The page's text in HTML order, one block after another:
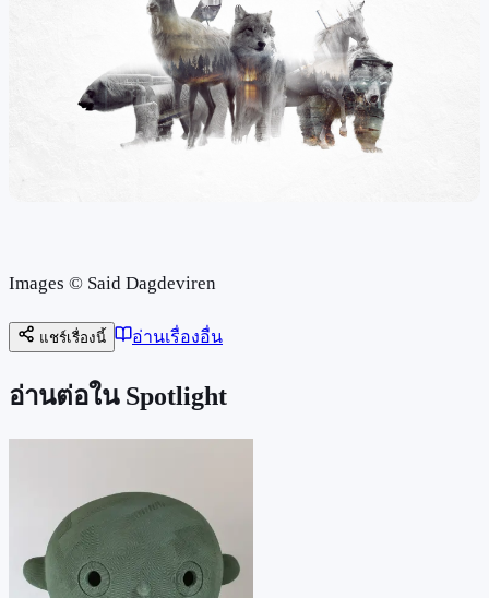
Images © Said Dagdeviren
แชร์เรื่องนี้ อ่านเรื่องอื่น
อ่านต่อใน Spotlight